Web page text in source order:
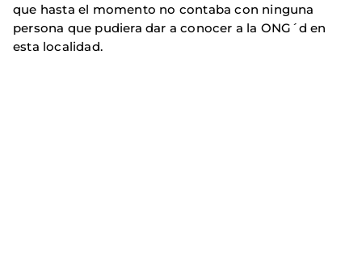
que hasta el momento no contaba con ninguna
persona que pudiera dar a conocer a la ONG´d en
esta localidad.